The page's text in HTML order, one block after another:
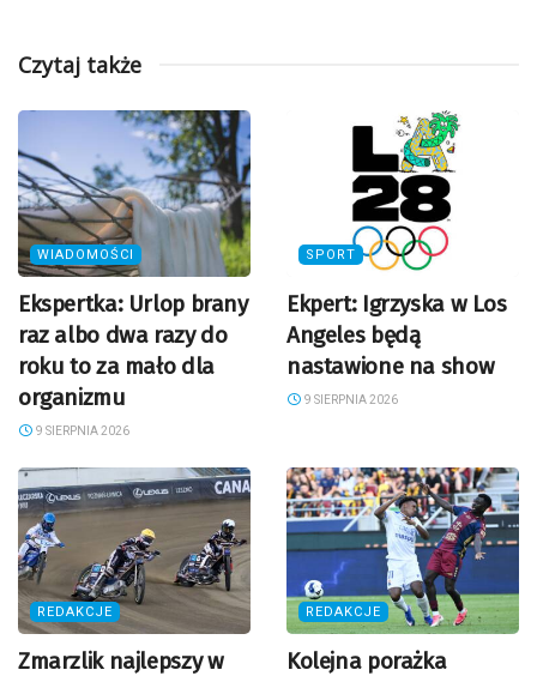
Czytaj także
WIADOMOŚCI
Ekspertka: Urlop brany
raz albo dwa razy do
roku to za mało dla
organizmu
9 SIERPNIA 2026
SPORT
Ekpert: Igrzyska w Los
Angeles będą
nastawione na show
9 SIERPNIA 2026
REDAKCJE
Zmarzlik najlepszy w
REDAKCJE
Kolejna porażka